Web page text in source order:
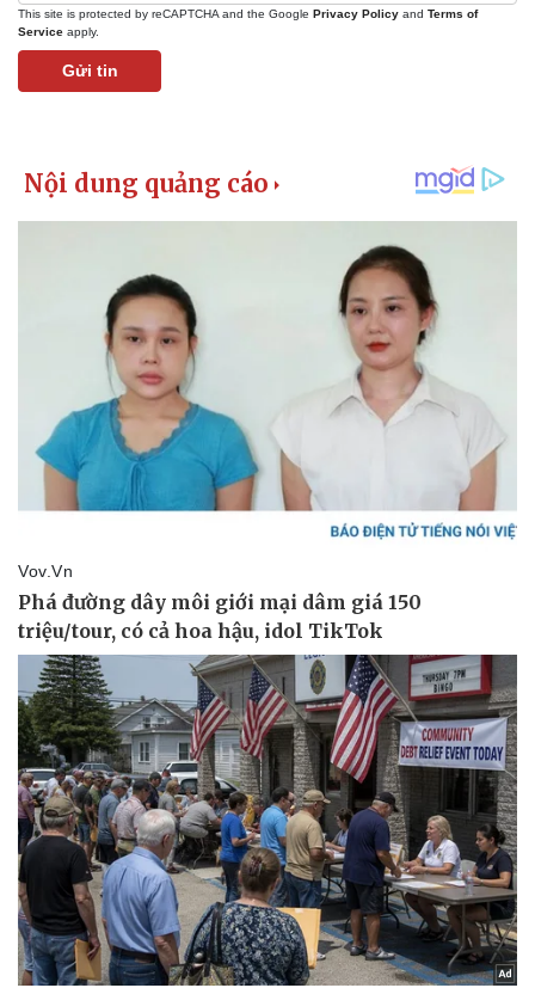
Pháp luật
Vụ án
Tin nóng
Tư vấn luật
Quân sự - Quốc phòng
Vũ khí
Việt Nam
Phân tích
This site is protected by reCAPTCHA and the Google Privacy Policy and Terms of
Service apply.
Gửi tin